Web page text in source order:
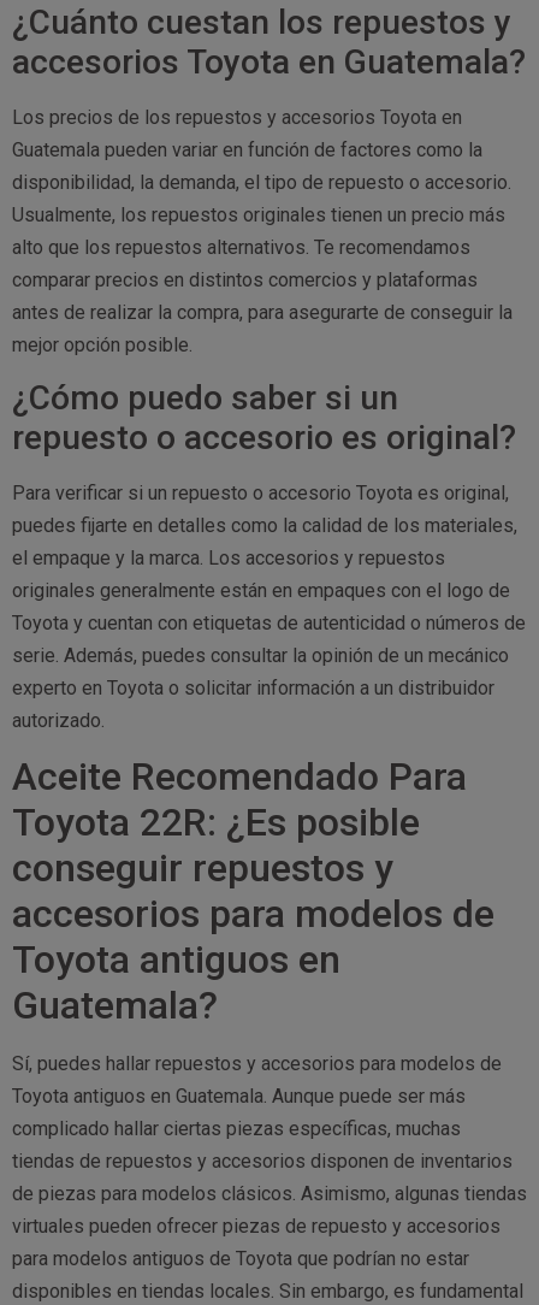
¿Cuánto cuestan los repuestos y
accesorios Toyota en Guatemala?
Los precios de los repuestos y accesorios Toyota en
Guatemala pueden variar en función de factores como la
disponibilidad, la demanda, el tipo de repuesto o accesorio.
Usualmente, los repuestos originales tienen un precio más
alto que los repuestos alternativos. Te recomendamos
comparar precios en distintos comercios y plataformas
antes de realizar la compra, para asegurarte de conseguir la
mejor opción posible.
¿Cómo puedo saber si un
repuesto o accesorio es original?
Para verificar si un repuesto o accesorio Toyota es original,
puedes fijarte en detalles como la calidad de los materiales,
el empaque y la marca. Los accesorios y repuestos
originales generalmente están en empaques con el logo de
Toyota y cuentan con etiquetas de autenticidad o números de
serie. Además, puedes consultar la opinión de un mecánico
experto en Toyota o solicitar información a un distribuidor
autorizado.
Aceite Recomendado Para
Toyota 22R: ¿Es posible
conseguir repuestos y
accesorios para modelos de
Toyota antiguos en
Guatemala?
Sí, puedes hallar repuestos y accesorios para modelos de
Toyota antiguos en Guatemala. Aunque puede ser más
complicado hallar ciertas piezas específicas, muchas
tiendas de repuestos y accesorios disponen de inventarios
de piezas para modelos clásicos. Asimismo, algunas tiendas
virtuales pueden ofrecer piezas de repuesto y accesorios
para modelos antiguos de Toyota que podrían no estar
disponibles en tiendas locales. Sin embargo, es fundamental